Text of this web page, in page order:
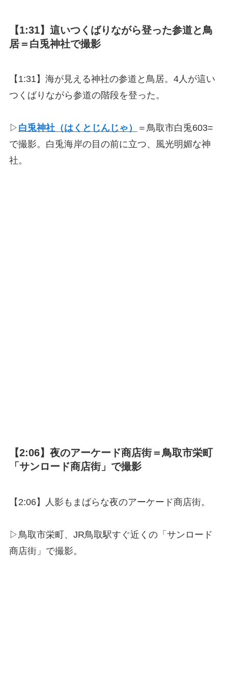
【1:31】這いつくばりながら登った参道と鳥
居＝白兎神社で撮影
【1:31】海が見える神社の参道と鳥居。4人が這い
つくばりながら参道の階段を登った。
▷ 白兎神社（はくとじんじゃ）
＝鳥取市白兎603=
で撮影。白兎海岸の目の前に立つ、風光明媚な神
社。
【2:06】夜のアーケード商店街＝鳥取市栄町
「サンロード商店街」で撮影
【2:06】人影もまばらな夜のアーケード商店街。
▷鳥取市栄町、JR鳥取駅すぐ近くの「サンロード
商店街」で撮影。